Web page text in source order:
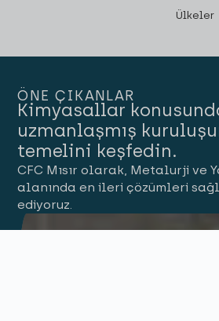
Ülkeler
ÖNE ÇIKANLAR
Kimyasallar
uzmanlaşmış
temelini keşfedin.
CFC Mısır olarak, Metalurji ve
alanında en ileri çözümleri
ediyoruz.